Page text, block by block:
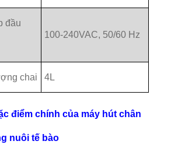
đầu
100-240VAC, 50/60 Hz
chai 4L
điểm chính của máy hút chân
nuôi tế bào